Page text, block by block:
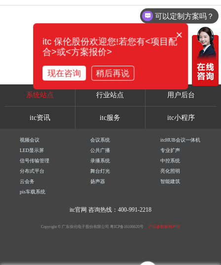
系统站点 行业站点 用户后台
itc资讯 itc服务 itc小程序
视频会议 会议系统
itcHUB会议一体机
LED显示屏
公共广播
专业扩声
信号传输管理
录播系统
中控系统
分布式平台
舞台灯光
亮化照明
云会务
扬声器
智能建筑
pis车载系统
itc官网 咨询热线：400-991-2218
Copyright © 广东保伦电子股份有限公司 粤ICP备16106620号 产品参数解释声明
可以定制方案吗？
×
itc 保伦股份欢迎您!若您有<项目配
合>或<方案报价>
现在咨询 稍后再说